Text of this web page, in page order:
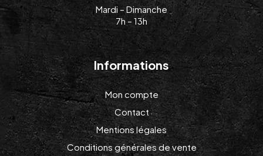
Mardi – Dimanche
7h – 13h
Informations
Mon compte
Contact
Mentions légales
Conditions générales de vente